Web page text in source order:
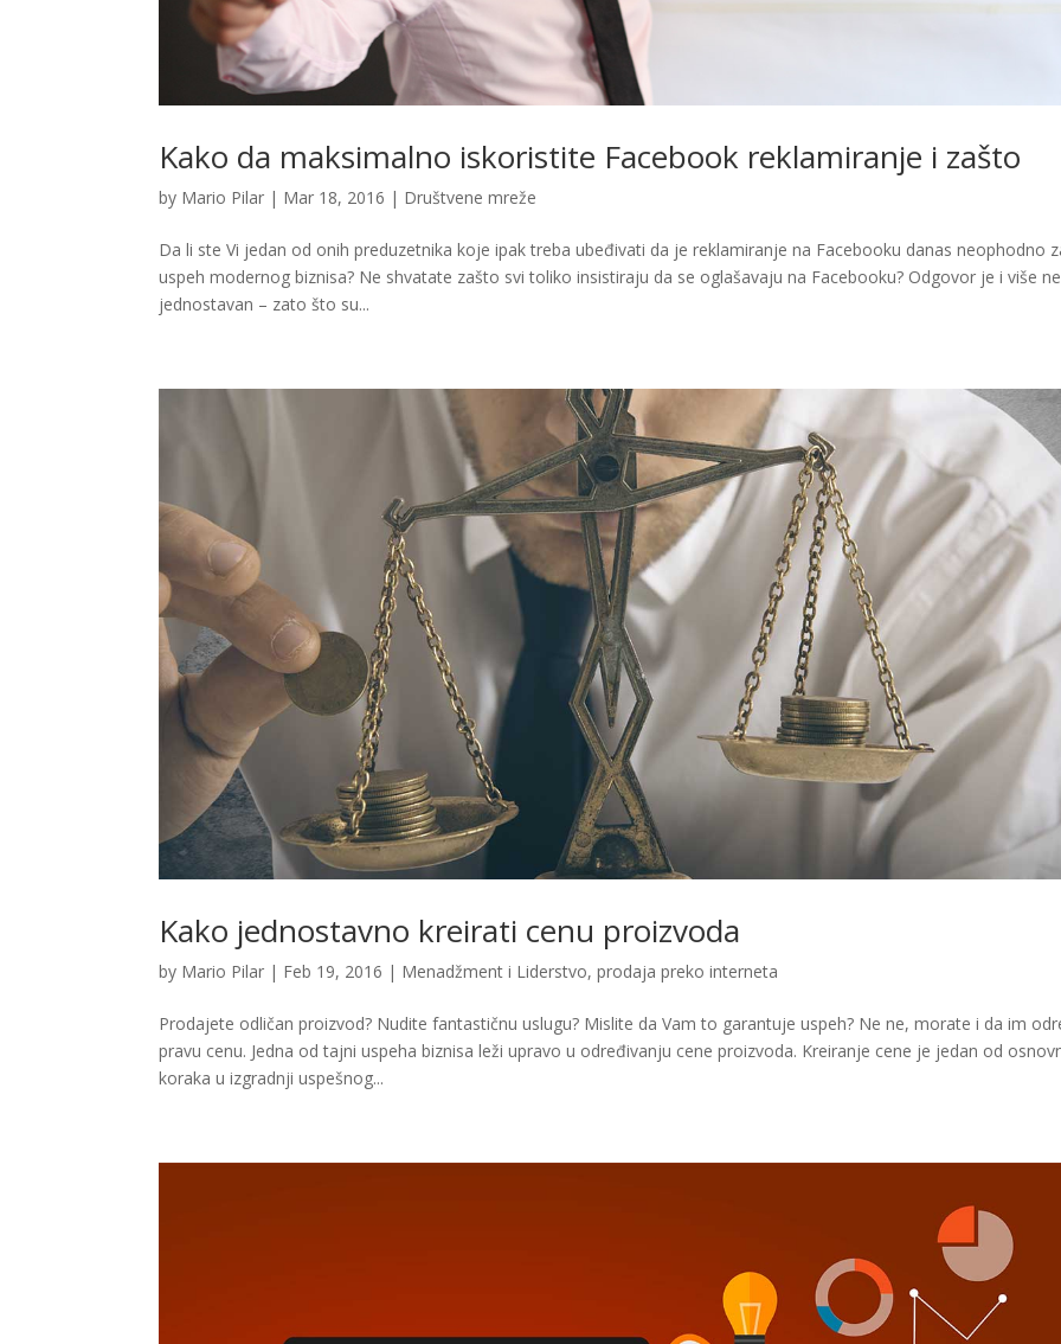
Kako da maksimalno iskoristite Facebook reklamiranje i zašto
by Mario Pilar | Mar 18, 2016 | Društvene mreže
Da li ste Vi jedan od onih preduzetnika koje ipak treba ubeđivati da je reklamiranje na Facebooku danas neophodno
uspeh modernog biznisa? Ne shvatate zašto svi toliko insistiraju da se oglašavaju na Facebooku? Odgovor je i više
jednostavan – zato što su...
Kako jednostavno kreirati cenu proizvoda
by Mario Pilar | Feb 19, 2016 | Menadžment i Liderstvo,prodaja preko interneta
Prodajete odličan proizvod? Nudite fantastičnu uslugu? Mislite da Vam to garantuje uspeh? Ne ne, morate i da im
pravu cenu. Jedna od tajni uspeha biznisa leži upravo u određivanju cene proizvoda. Kreiranje cene je jedan od
koraka u izgradnji uspešnog...